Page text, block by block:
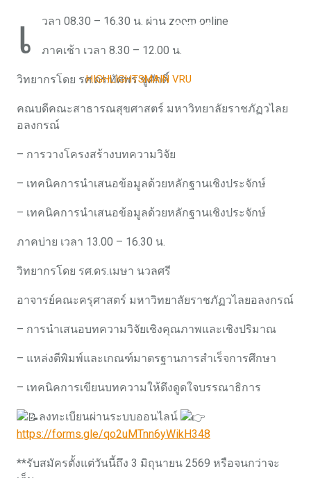
มิถุนายน 2569
HIGHLIGHTSMAIN VRU
เ วลา 08.30 – 16.30 น. ผ่าน zoom online
ภาคเช้า เวลา 8.30 – 12.00 น.
วิทยากรโดย รศ.ดร.ทัศพร ชูศักดิ์
คณบดีคณะสาธารณสุขศาสตร์ มหาวิทยาลัยราชภัฏวไลย
อลงกรณ์
– การวางโครงสร้างบทความวิจัย
– เทคนิคการนำเสนอข้อมูลด้วยหลักฐานเชิงประจักษ์
– เทคนิคการนำเสนอข้อมูลด้วยหลักฐานเชิงประจักษ์
ภาคบ่าย เวลา 13.00 – 16.30 น.
วิทยากรโดย รศ.ดร.เมษา นวลศรี
อาจารย์คณะครุศาสตร์ มหาวิทยาลัยราชภัฏวไลยอลงกรณ์
– การนำเสนอบทความวิจัยเชิงคุณภาพและเชิงปริมาณ
– แหล่งตีพิมพ์และเกณฑ์มาตรฐานการสำเร็จการศึกษา
– เทคนิคการเขียนบทความให้ดึงดูดใจบรรณาธิการ
ลงทะเบียนผ่านระบบออนไลน์
https://forms.gle/qo2uMTnn6yWikH348
**รับสมัครตั้งแต่วันนี้ถึง 3 มิถุนายน 2569 หรือจนกว่าจะ